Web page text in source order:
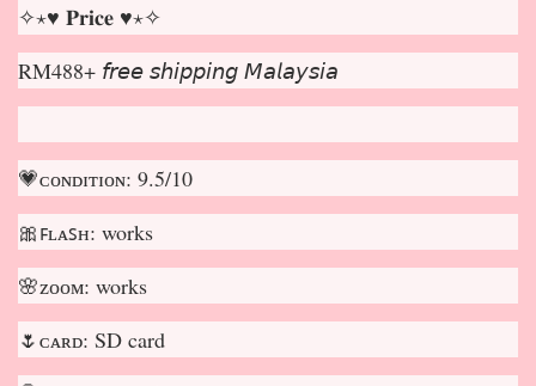
✧⋆♥ 𝐏𝐫𝐢𝐜𝐞 ♥⋆✧
RM488+ 𝘧𝘳𝘦𝘦 𝘴𝘩𝘪𝘱𝘱𝘪𝘯𝘨 𝘔𝘢𝘭𝘢𝘺𝘴𝘪𝘢
💗ᴄᴏɴᴅɪᴛɪᴏɴ: 9.5/10
🎀ꜰʟᴀꜱʜ: works
🌸ᴢᴏᴏᴍ: works
🌷ᴄᴀʀᴅ: SD card